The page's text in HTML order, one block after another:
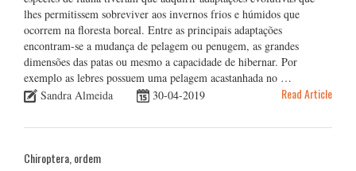
lhes permitissem sobreviver aos invernos frios e húmidos que
ocorrem na floresta boreal. Entre as principais adaptações
encontram-se a mudança de pelagem ou penugem, as grandes
dimensões das patas ou mesmo a capacidade de hibernar. Por
exemplo as lebres possuem uma pelagem acastanhada no …
Sandra Almeida
30-04-2019 Read Article
Chiroptera, ordem